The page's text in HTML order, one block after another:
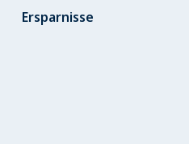
Ersparnisse